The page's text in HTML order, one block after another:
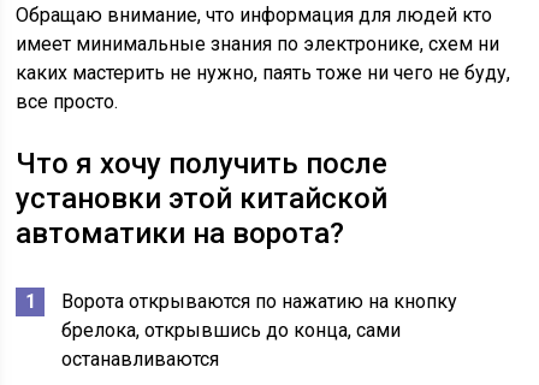
Обращаю внимание, что информация для людей кто
имеет минимальные знания по электронике, схем ни
каких мастерить не нужно, паять тоже ни чего не буду,
все просто.
Что я хочу получить после
установки этой китайской
автоматики на ворота?
Ворота открываются по нажатию на кнопку
брелока, открывшись до конца, сами
останавливаются